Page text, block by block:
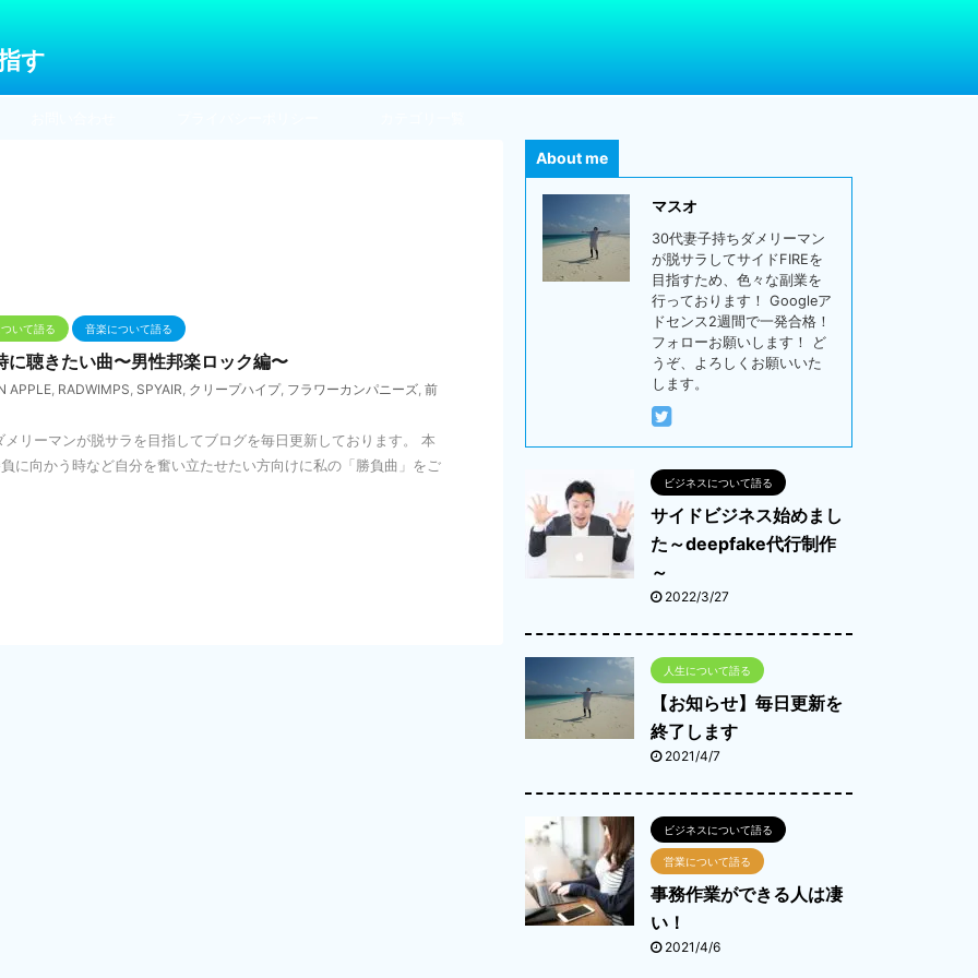
す
ついて語る 音楽について語る
に聴きたい曲〜男性邦楽ロック編〜
APPLE, RADWIMPS, SPYAIR, クリープハイプ, フラワーカンパニーズ, 前
メリーマンが脱サラを目指してブログを毎日更新しております。 本
に向かう時など自分を奮い立たせたい方向けに私の「勝負曲」をご
About me
マスオ
30代妻子持ちダメリーマン
が脱サラしてサイドFIREを
目指すため、色々な副業を
行っております！ Googleア
ドセンス2週間で一発合格！
フォローお願いします！ ど
うぞ、よろしくお願いいた
します。
ビジネスについて語る
サイドビジネス始めまし
た～deepfake代行制作
～
2022/3/27
人生について語る
【お知らせ】毎日更新を
終了します
2021/4/7
ビジネスについて語る
営業について語る
事務作業ができる人は凄
い！
2021/4/6